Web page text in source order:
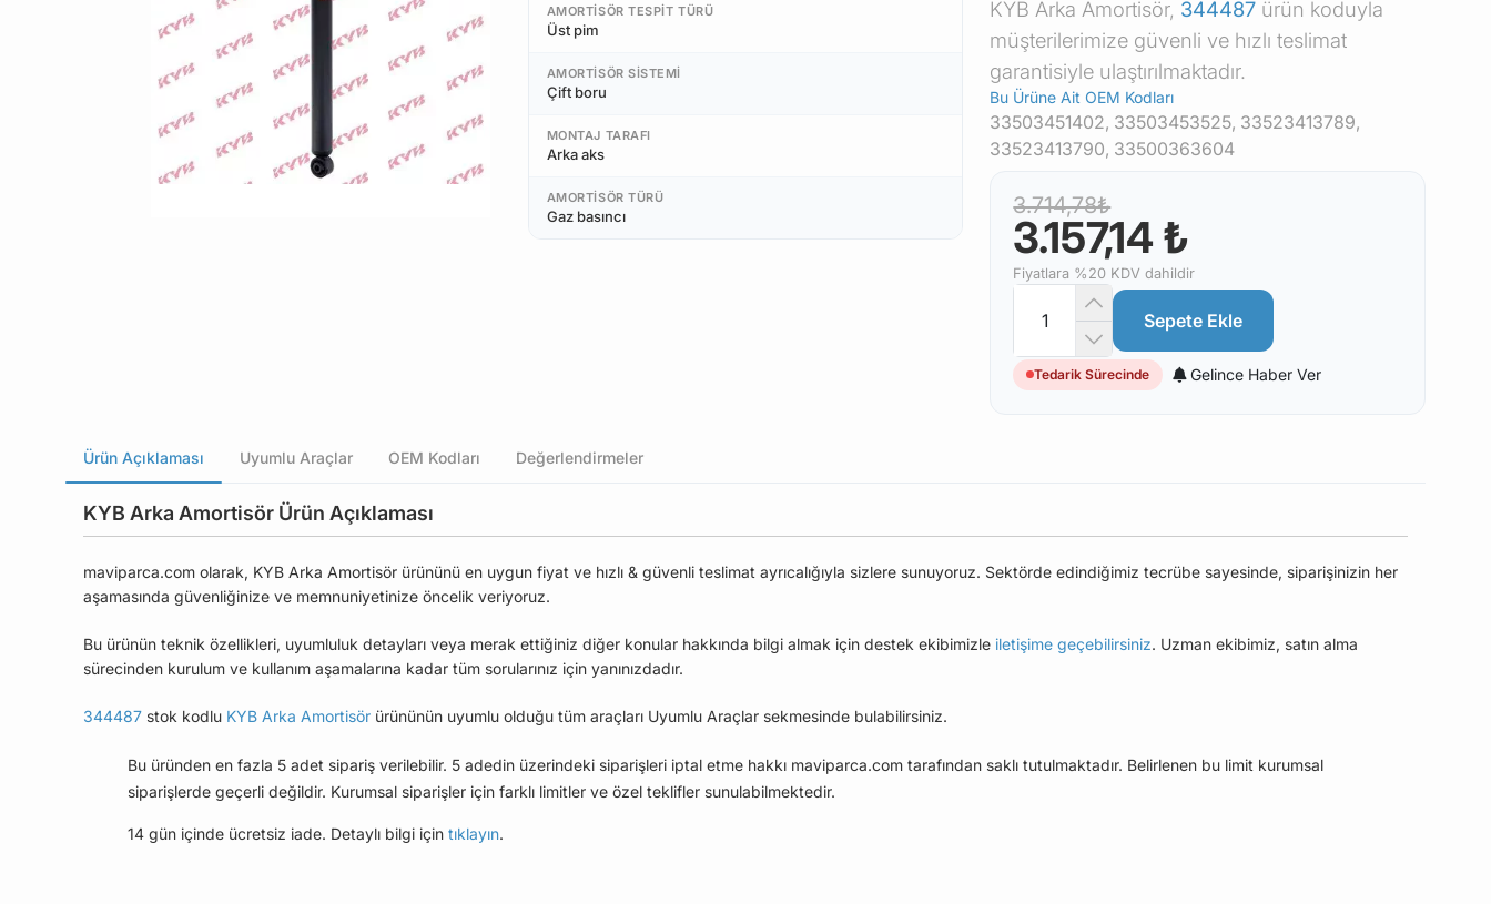
AMORTISÖR TESPIT TÜRÜ
Üst pim
AMORTISÖR SISTEMI
Çift boru
MONTAJ TARAFI
Arka aks
AMORTISÖR TÜRÜ
Gaz basıncı
KYB Arka Amortisör, 344487 ürün koduyla
müşterilerimize güvenli ve hızlı teslimat
garantisiyle ulaştırılmaktadır.
Bu Ürüne Ait OEM Kodları
33503451402, 33503453525, 33523413789,
33523413790, 33500363604
3.714,78₺
3.157,14 ₺
Fiyatlara %20 KDV dahildir
Sepete Ekle
Tedarik Sürecinde Gelince Haber Ver
Ürün Açıklaması Uyumlu Araçlar OEM Kodları Değerlendirmeler
KYB Arka Amortisör Ürün Açıklaması
maviparca.com olarak, KYB Arka Amortisör ürününü en uygun fiyat ve hızlı & güvenli teslimat ayrıcalığıyla sizlere sunuyoruz. Sektörde edindiğimiz tecrübe sayesinde, siparişinizin her
aşamasında güvenliğinize ve memnuniyetinize öncelik veriyoruz.
Bu ürünün teknik özellikleri, uyumluluk detayları veya merak ettiğiniz diğer konular hakkında bilgi almak için destek ekibimizle iletişime geçebilirsiniz. Uzman ekibimiz, satın alma
sürecinden kurulum ve kullanım aşamalarına kadar tüm sorularınız için yanınızdadır.
344487 stok kodlu KYB Arka Amortisör ürününün uyumlu olduğu tüm araçları Uyumlu Araçlar sekmesinde bulabilirsiniz.
Bu üründen en fazla 5 adet sipariş verilebilir. 5 adedin üzerindeki siparişleri iptal etme hakkı maviparca.com tarafından saklı tutulmaktadır. Belirlenen bu limit kurumsal
siparişlerde geçerli değildir. Kurumsal siparişler için farklı limitler ve özel teklifler sunulabilmektedir.
14 gün içinde ücretsiz iade. Detaylı bilgi için tıklayın.